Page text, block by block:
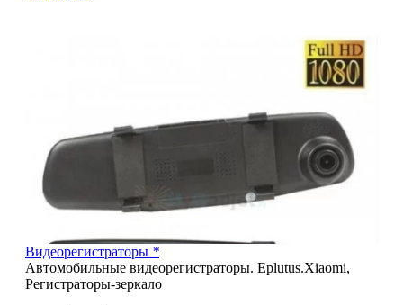
Видеорегистраторы *
Автомобильные видеорегистраторы. Eplutus.Xiaomi,
Регистраторы-зеркало